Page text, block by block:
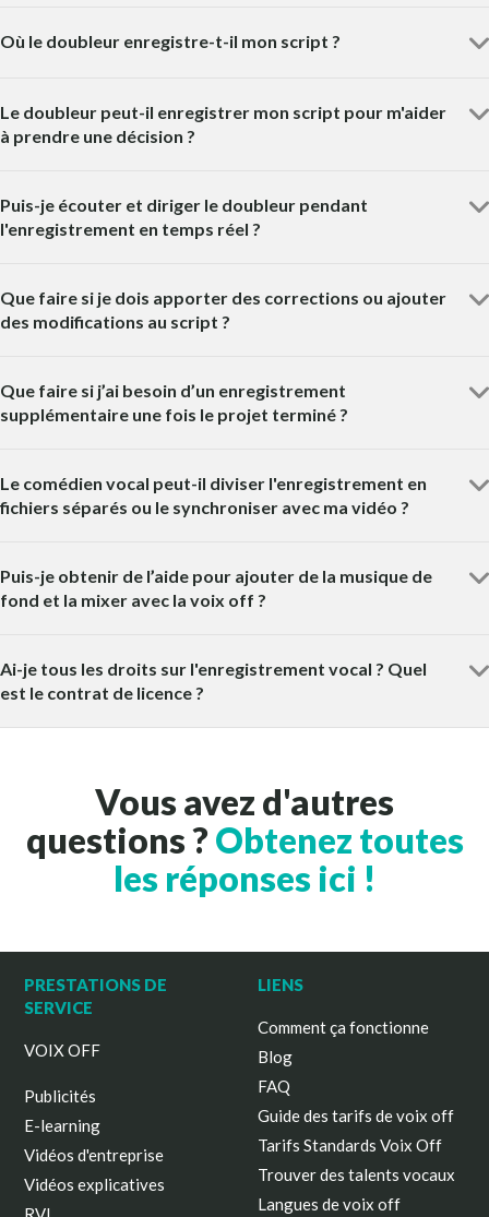
Où le doubleur enregistre-t-il mon script ?
Le doubleur peut-il enregistrer mon script pour m'aider
à prendre une décision ?
Puis-je écouter et diriger le doubleur pendant
l'enregistrement en temps réel ?
Que faire si je dois apporter des corrections ou ajouter
des modifications au script ?
Que faire si j’ai besoin d’un enregistrement
supplémentaire une fois le projet terminé ?
Le comédien vocal peut-il diviser l'enregistrement en
fichiers séparés ou le synchroniser avec ma vidéo ?
Puis-je obtenir de l’aide pour ajouter de la musique de
fond et la mixer avec la voix off ?
Ai-je tous les droits sur l'enregistrement vocal ? Quel
est le contrat de licence ?
Vous avez d'autres
questions ? Obtenez toutes
les réponses ici !
PRESTATIONS DE
SERVICE
VOIX OFF
Publicités
E-learning
Vidéos d'entreprise
Vidéos explicatives
LIENS
Comment ça fonctionne
Blog
FAQ
Guide des tarifs de voix off
Tarifs Standards Voix Off
Trouver des talents vocaux
Langues de voix off